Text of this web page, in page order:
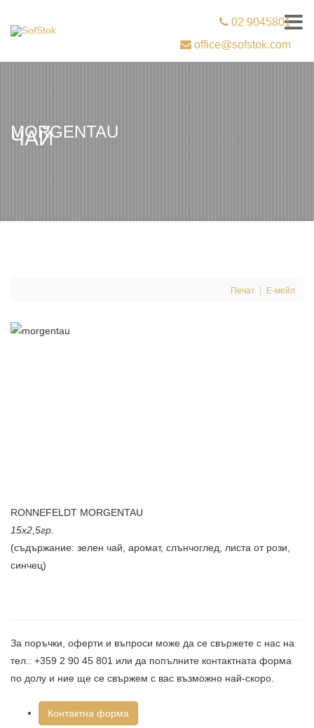
02 9045801
office@sofstok.com
ЧАЙ
MORGENTAU
Печат Е-мейл
RONNEFELDT MORGENTAU
15x2,5гр.
(съдържание: зелен чай, аромат, слънчоглед, листа от рози,
синчец)
За поръчки, оферти и въпроси може да се свържете с нас на
тел.: +359 2 90 45 801 или да попълните контактната форма
по долу и ние ще се свържем с вас възможно най-скоро.
Контактна форма